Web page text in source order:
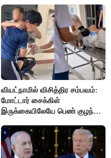
வியட்நாமில் விசித்திர சம்பவம்:
மோட்டார் சைக்கிள்
இருக்கையிலேயே பெண் குழந்தை